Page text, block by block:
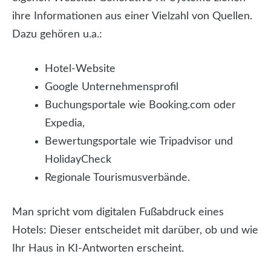
ihre Informationen aus einer Vielzahl von Quellen.
Dazu gehören u.a.:
Hotel-Website
Google Unternehmensprofil
Buchungsportale wie Booking.com oder
Expedia,
Bewertungsportale wie Tripadvisor und
HolidayCheck
Regionale Tourismusverbände.
Man spricht vom digitalen Fußabdruck eines
Hotels: Dieser entscheidet mit darüber, ob und wie
Ihr Haus in KI-Antworten erscheint.